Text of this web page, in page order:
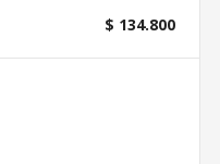
$ 134.800